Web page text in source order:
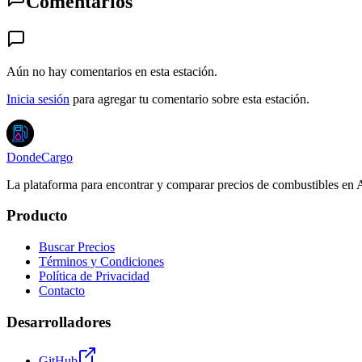
Aún no hay comentarios en esta estación.
Inicia sesión para agregar tu comentario sobre esta estación.
DondeCargo
La plataforma para encontrar y comparar precios de combustibles en
Producto
Buscar Precios
Términos y Condiciones
Política de Privacidad
Contacto
Desarrolladores